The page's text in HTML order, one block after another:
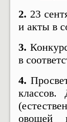
2. 23
и акты в
3.
в
4.
классов.
овощей